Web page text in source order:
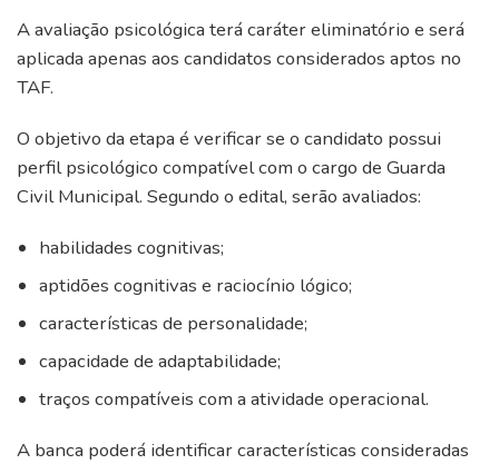
A avaliação psicológica terá caráter eliminatório e será
aplicada apenas aos candidatos considerados aptos no
TAF.
O objetivo da etapa é verificar se o candidato possui
perfil psicológico compatível com o cargo de Guarda
Civil Municipal. Segundo o edital, serão avaliados:
habilidades cognitivas;
aptidões cognitivas e raciocínio lógico;
características de personalidade;
capacidade de adaptabilidade;
traços compatíveis com a atividade operacional.
A banca poderá identificar características consideradas